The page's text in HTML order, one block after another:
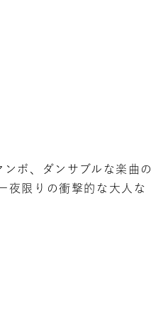
ボ、ダンサブルな楽曲の
夜限りの衝撃的な大人な